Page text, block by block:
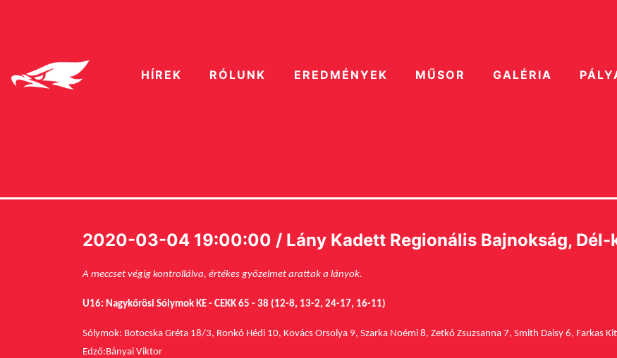
HÍREK RÓLUNK EREDMÉNYEK MŰSOR GALÉRIA
2020-03-04 19:00:00 / Lány Kadett Regionális Bajnokság, Dél-
A meccset végig kontrollálva, értékes győzelmet arattak a lányok.
U16: Nagykőrösi Sólymok KE - CEKK 65 - 38 (12-8, 13-2, 24-17, 16-11)
Sólymok: Botocska Gréta 18/3, Ronkó Hédi 10, Kovács Orsolya 9, Szarka Noémi 8, Zetkó Zsuzsanna 7, Smith Daisy 6, Farkas
Edző:Bányai Viktor